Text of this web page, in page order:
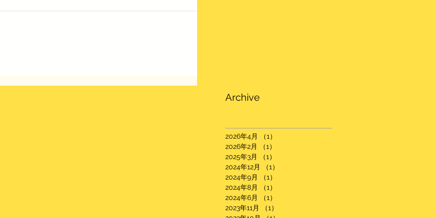
Archive
2026年4月 （1）
2026年2月
（1）
2025年3月
（1）
2024年12月
（1）
2024年9月
（1）
2024年8月
（1）
2024年6月
（1）
2023年11月
（1）